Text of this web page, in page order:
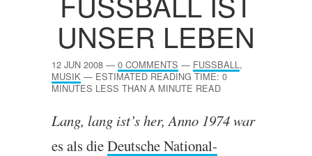
NSER LEBEN
12 JUN 2008 — 0 COMMENTS — FUSSBALL ,
MUSIK — ESTIMATED READING TIME: 0
MINUTES LESS THAN A MINUTE READ
Lang, lang ist’s her, Anno 1974 war
es als dieDeutsche Nation­al­